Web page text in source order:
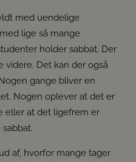
med uendelige
lige så mange
holder sabbat. Der
videre. Det kan der også
gange bliver en
Nogen oplever at det er
eller at det ligefrem er
af, hvorfor mange tager